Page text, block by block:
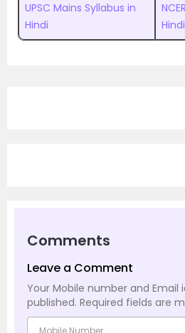
UPSC Mains Syllabus in
Hindi
Hindi
Comments
Leave a Comment
Your Mobile number and Email
published. Required fields are